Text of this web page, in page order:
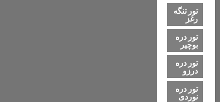
تور تنگه
رغز
تور دره
بوچیر
تور دره
درزو
تور دره
نوردی